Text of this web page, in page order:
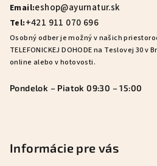
Email:eshop@ayurnatur.sk
Tel:+421 911 070 696
Osobný odber je možný v našich
TELEFONICKEJ DOHODE na Teslovej 30
online alebo v hotovosti.
Pondelok – Piatok 09:30 – 15:00
Informácie pre vás